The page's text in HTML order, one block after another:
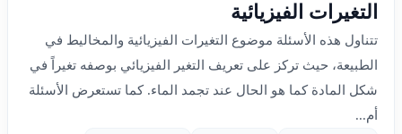
التغيرات الفيزيائية
تتناول هذه الأسئلة موضوع التغيرات الفيزيائية والمخاليط في
الطبيعة، حيث تركز على تعريف التغير الفيزيائي بوصفه تغيراً في
شكل المادة كما هو الحال عند تجمد الماء. كما تستعرض الأسئلة
أم...